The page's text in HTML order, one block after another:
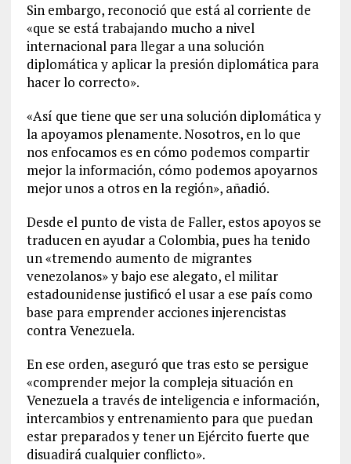
Sin embargo, reconoció que está al corriente de
«que se está trabajando mucho a nivel
internacional para llegar a una solución
diplomática y aplicar la presión diplomática para
hacer lo correcto».
«Así que tiene que ser una solución diplomática y
la apoyamos plenamente. Nosotros, en lo que
nos enfocamos es en cómo podemos compartir
mejor la información, cómo podemos apoyarnos
mejor unos a otros en la región», añadió.
Desde el punto de vista de Faller, estos apoyos se
traducen en ayudar a Colombia, pues ha tenido
un «tremendo aumento de migrantes
venezolanos» y bajo ese alegato, el militar
estadounidense justificó el usar a ese país como
base para emprender acciones injerencistas
contra Venezuela.
En ese orden, aseguró que tras esto se persigue
«comprender mejor la compleja situación en
Venezuela a través de inteligencia e información,
intercambios y entrenamiento para que puedan
estar preparados y tener un Ejército fuerte que
disuadirá cualquier conflicto».